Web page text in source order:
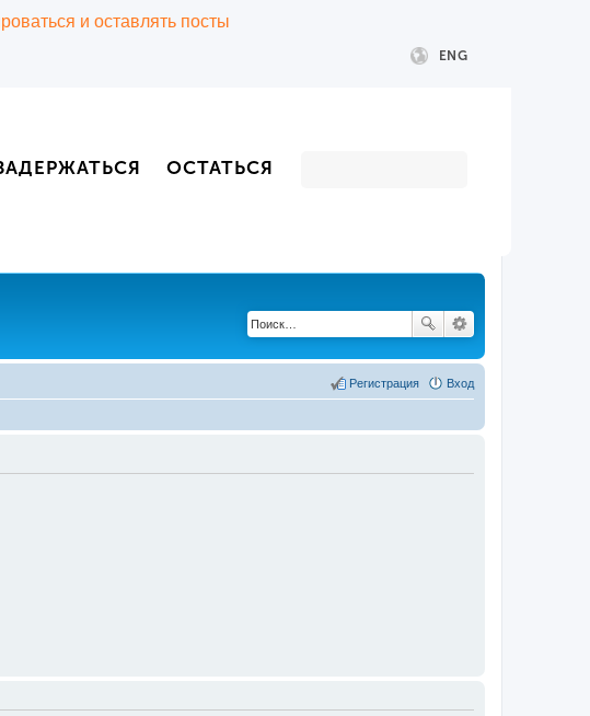
и оставлять посты
ENG
ОСТАТЬСЯ
Вход
Регистрация